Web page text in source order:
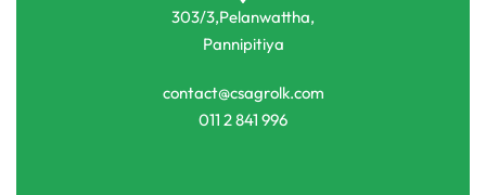
303/3,Pelanwattha,
Pannipitiya
contact@csagrolk.com
011 2 841 996